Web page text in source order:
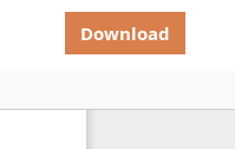
Download